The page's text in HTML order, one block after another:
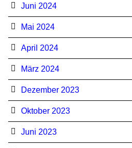
Juni 2024
Mai 2024
April 2024
März 2024
Dezember 2023
Oktober 2023
Juni 2023